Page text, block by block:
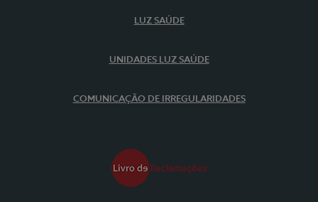
LUZ SAÚDE
UNIDADES LUZ SAÚDE
COMUNICAÇÃO DE IRREGULARIDADES